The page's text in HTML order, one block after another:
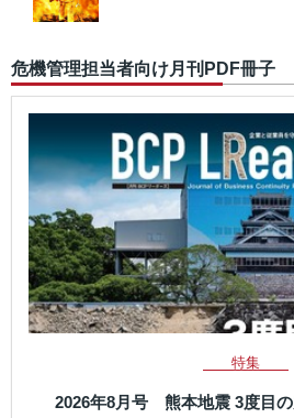
危機管理担当者向け月刊PDF冊子
特集
2026年8月号 熊本地震 3度目